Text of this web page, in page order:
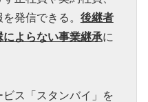
発信できる。 後継者
よらない事業継承に
ス「スタンバイ」を